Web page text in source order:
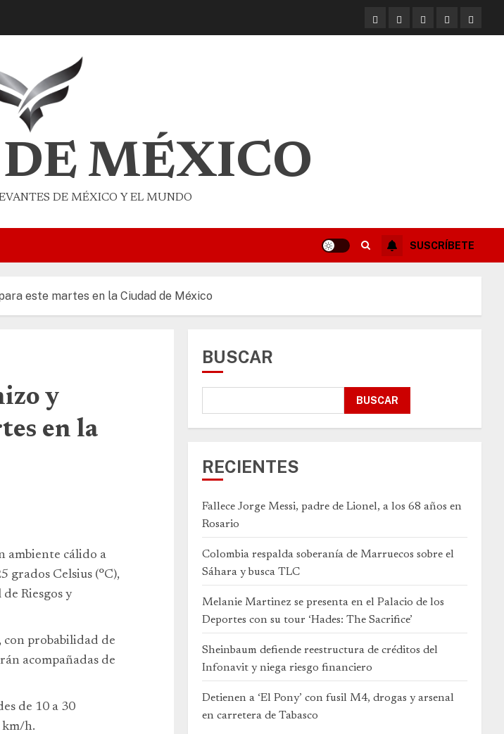
MÉXICO
DE MÉXICO Y EL MUNDO
SUSCRÍBETE
este martes en la Ciudad de México
y
en la
ambiente cálido a
grados Celsius (°C),
Riesgos y
con probabilidad de
acompañadas de
de 10 a 30
km/h.
BUSCAR
BUSCAR
RECIENTES
Fallece Jorge Messi, padre de Lionel, a los 68 años en
Rosario
Colombia respalda soberanía de Marruecos sobre el
Sáhara y busca TLC
Melanie Martinez se presenta en el Palacio de los
Deportes con su tour ‘Hades: The Sacrifice’
Sheinbaum defiende reestructura de créditos del
Infonavit y niega riesgo financiero
Detienen a ‘El Pony’ con fusil M4, drogas y arsenal
en carretera de Tabasco